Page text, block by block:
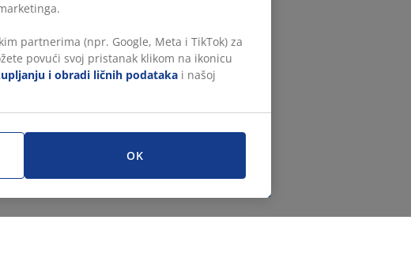
partnerima (npr. Google, Meta i TikTok) za
povući svoj pristanak klikom na ikonicu
i obradi ličnih podataka i našoj
OK